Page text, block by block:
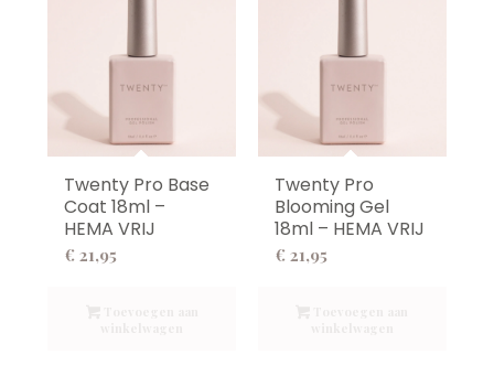
Twenty Pro Base
Coat 18ml –
HEMA VRIJ
€ 21,95
Twenty Pro
Blooming Gel
18ml – HEMA VRIJ
€ 21,95